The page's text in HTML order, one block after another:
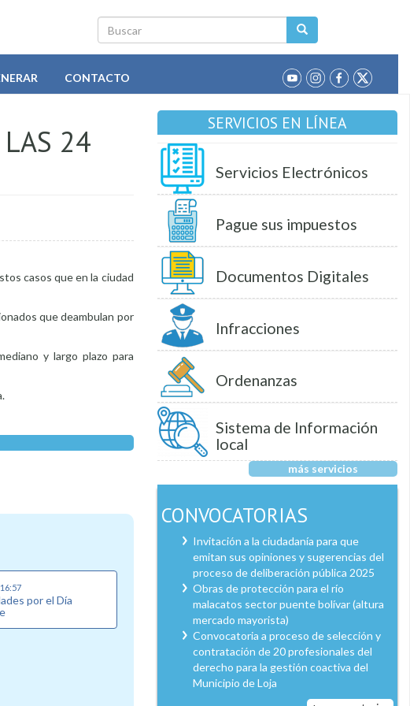
Buscar
CONTACTO
LAS 24
casos que en la ciudad
que deambulan por
y largo plazo para
por el Día
SERVICIOS EN LÍNEA
Servicios Electrónicos
Pague sus impuestos
Documentos Digitales
Infracciones
Ordenanzas
Sistema de Información
local
más servicios
CONVOCATORIAS
Invitación a la ciudadanía para que
emitan sus opiniones y sugerencias del
proceso de deliberación pública 2025
Obras de protección para el río
malacatos sector puente bolívar (altura
mercado mayorista)
Convocatoria a proceso de selección y
contratación de 20 profesionales del
derecho para la gestión coactiva del
Municipio de Loja